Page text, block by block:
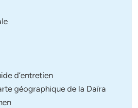
d’entretien
géographique de la Daïra